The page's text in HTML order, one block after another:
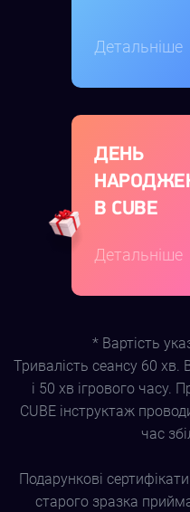
Детальніше
ДЕНЬ
В CUBE
Детальніше
* Вартість
Тривалість сеансу 60 хв.
і 50 хв ігрового часу.
CUBE інструктаж
час
Подарункові
старого зразка